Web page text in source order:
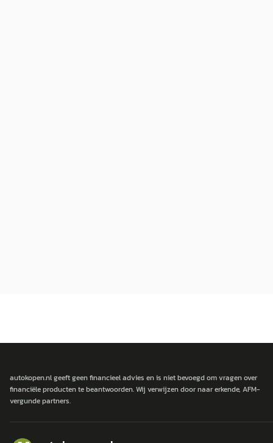
autokopen.nl geeft geen financieel advies en is niet bevoegd om vragen over
financiële producten te beantwoorden. Wij verwijzen door naar erkende, AFM-
vergunde partners.